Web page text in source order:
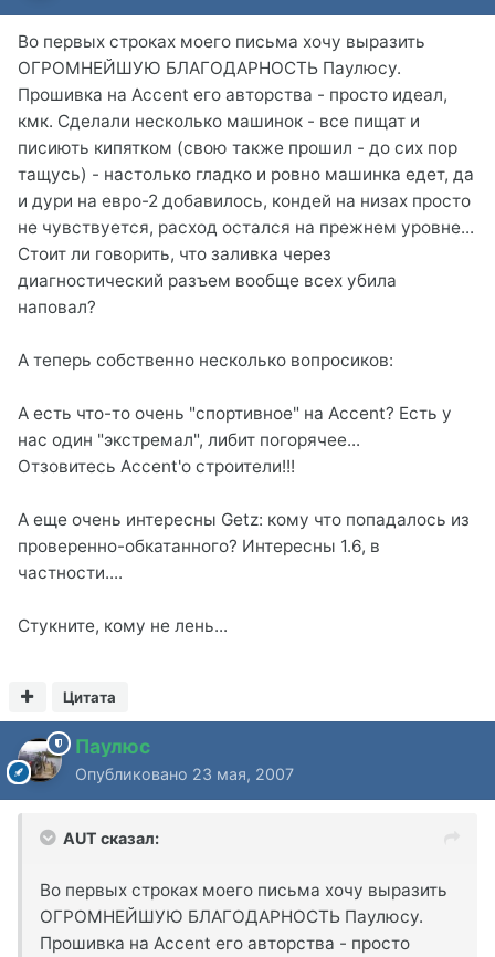
Во первых строках моего письма хочу выразить
ОГРОМНЕЙШУЮ БЛАГОДАРНОСТЬ Паулюсу.
Прошивка на Accent его авторства - просто идеал,
кмк. Сделали несколько машинок - все пищат и
писиють кипятком (свою также прошил - до сих пор
тащусь) - настолько гладко и ровно машинка едет, да
и дури на евро-2 добавилось, кондей на низах просто
не чувствуется, расход остался на прежнем уровне...
Стоит ли говорить, что заливка через
диагностический разъем вообще всех убила
наповал?
А теперь собственно несколько вопросиков:
А есть что-то очень "спортивное" на Accent? Есть у
нас один "экстремал", либит погорячее...
Отзовитесь Accent'о строители!!!
А еще очень интересны Getz: кому что попадалось из
проверенно-обкатанного? Интересны 1.6, в
частности....
Стукните, кому не лень...
Цитата
Паулюс
Опубликовано 23 мая, 2007
AUT сказал:
Во первых строках моего письма хочу выразить
ОГРОМНЕЙШУЮ БЛАГОДАРНОСТЬ Паулюсу.
Прошивка на Accent его авторства - просто